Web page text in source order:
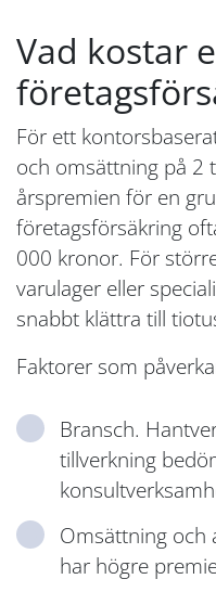
Vad kostar
För ett
och omsättning på 2
årspremien för en
företagsförsäkring
000 kronor. För
varulager eller
snabbt klättra till
Faktorer som
Bransch.
tillverkning
Omsättning och
har högre